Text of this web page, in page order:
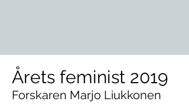
Årets feminist 2019
Forskaren Marjo Liukkonen